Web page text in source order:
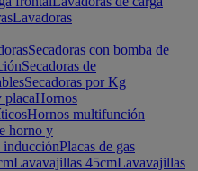
Lavadoras
Secadoras con bomba de
Secadoras de
Secadoras por Kg
placaHornos
Hornos multifunción
horno y
inducciónPlacas de gas
Lavavajillas 45cmLavavajillas